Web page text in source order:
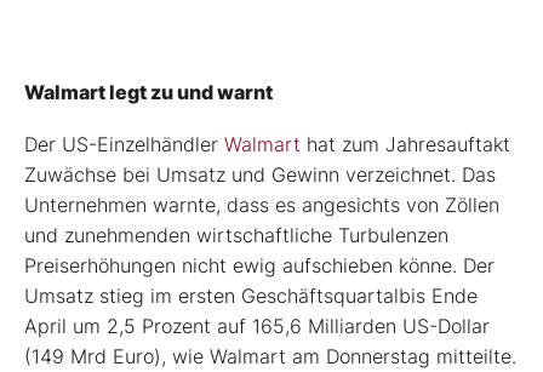
Walmart legt zu und warnt
Der US-Einzelhändler Walmart hat zum Jahresauftakt
Zuwächse bei Umsatz und Gewinn verzeichnet. Das
Unternehmen warnte, dass es angesichts von Zöllen
und zunehmenden wirtschaftliche Turbulenzen
Preiserhöhungen nicht ewig aufschieben könne. Der
Umsatz stieg im ersten Geschäftsquartalbis Ende
April um 2,5 Prozent auf 165,6 Milliarden US-Dollar
(149 Mrd Euro), wie Walmart am Donnerstag mitteilte.